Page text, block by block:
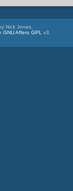
Nick Jones.
GNU Affero GPL v3.